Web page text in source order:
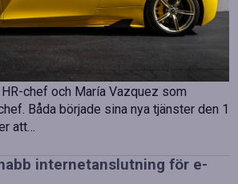
till OHLA Sveriges ledning
sin ledningsgrupp genom att anställa
chef och María Vazquez som
Båda började sina nya tjänster den 1
att…
internetanslutning för e-